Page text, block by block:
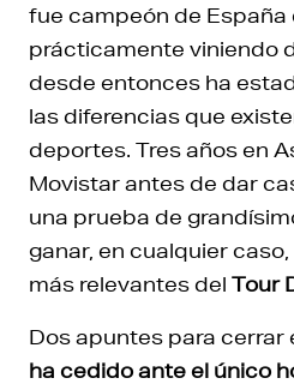
fue campeón de España
prácticamente viniendo
desde entonces ha
las diferencias que
deportes. Tres años en
Movistar antes de dar
una prueba de
ganar, en cualquier
más relevantes del Tour
Dos apuntes para cerrar
ha cedido ante el único